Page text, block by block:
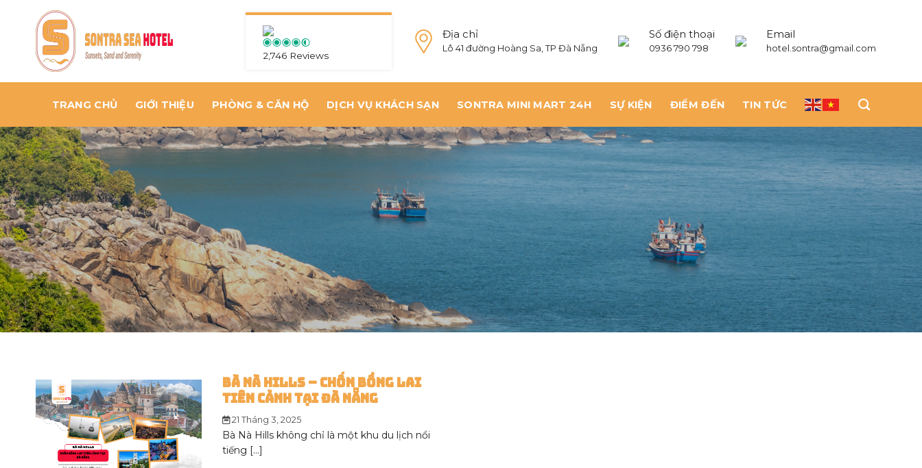
content
2,746 Reviews
Địa chỉ
Lô 41 đường Hoàng Sa, TP Đà Nẵng
Số điện thoại
0936 790 798
Email
hotel.sontra@gmail.com
TRANG CHỦ GIỚI THIỆU PHÒNG & CĂN HỘ DỊCH VỤ KHÁCH SẠN SONTRA MINI MART 24H SỰ KIỆN ĐIỂM ĐẾN TIN TỨC
Bà Nà Hills – Chốn Bồng Lai
Tiên Cảnh Tại Đà Nẵng
21 Tháng 3, 2025
Bà Nà Hills không chỉ là một khu du lịch nổi
tiếng [...]